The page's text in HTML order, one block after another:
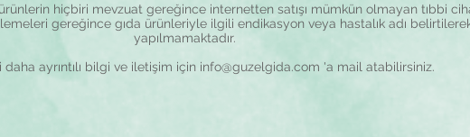
hiçbiri mevzuat gereğince internetten satışı mümkün olmayan tıbbi
gereğince gıda ürünleriyle ilgili endikasyon veya hastalık adı belirtilerek
yapılmamaktadır.
ayrıntılı bilgi ve iletişim için info@guzelgida.com 'a mail atabilirsiniz.